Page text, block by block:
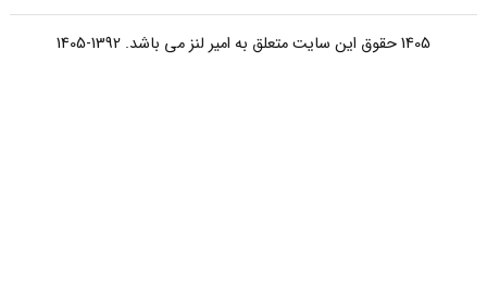
1405 حقوق این سایت متعلق به امیر لنز می باشد. 1392-1405